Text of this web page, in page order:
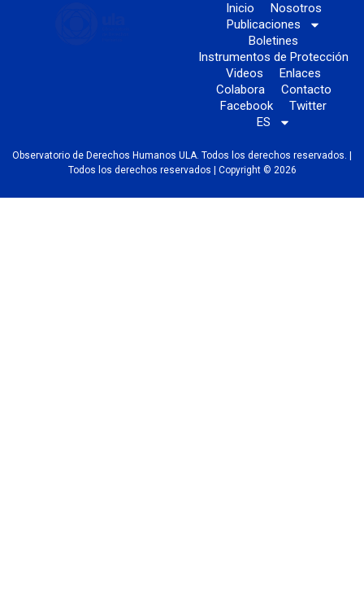
Inicio
Nosotros
Publicaciones
Boletines
Instrumentos de Protección
Videos
Enlaces
Colabora
Contacto
Facebook
Twitter
ES
Observatorio de Derechos Humanos ULA. Todos los derechos reservados. |
Todos los derechos reservados | Copyright © 2026